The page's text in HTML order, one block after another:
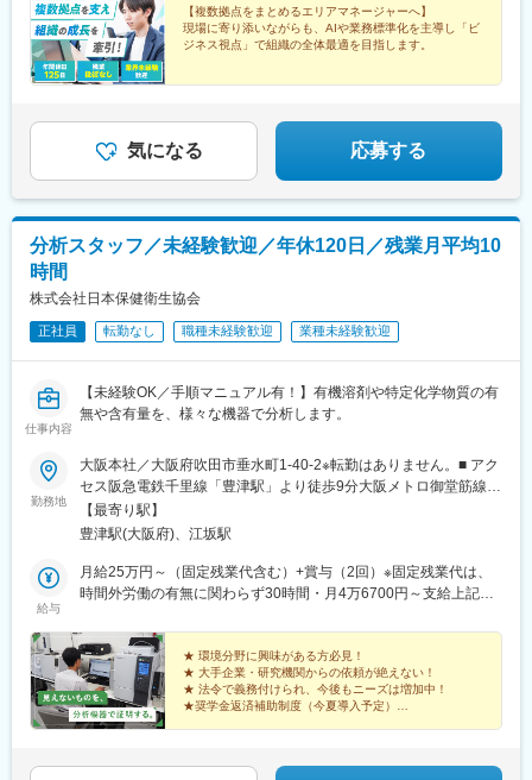
【複数拠点をまとめるエリアマネージャーへ】
現場に寄り添いながらも、AIや業務標準化を主導し「ビ
ジネス視点」で組織の全体最適を目指します。
＃残業ほぼなし
気になる 応募する
分析スタッフ／未経験歓迎／年休120日／残業月平均10
時間
株式会社日本保健衛生協会
正社員 転勤なし 職種未経験歓迎 業種未経験歓迎
仕事内容
【未経験OK／手順マニュアル有！】有機溶剤や特定化学物質の有
無や含有量を、様々な機器で分析します。
勤務地
大阪本社／大阪府吹田市垂水町1-40-2※転勤はありません。■ アク
セス阪急電鉄千里線「豊津駅」より徒歩9分大阪メトロ御堂筋線
「江坂駅」より徒歩12分※受動喫煙対策実施
【最寄り駅】
豊津駅(大阪府)、江坂駅
給与
月給25万円～（固定残業代含む）+賞与（2回）※固定残業代は、
時間外労働の有無に関わらず30時間・月4万6700円～支給上記を
うえ決定します
★ 環境分野に興味がある方必見！
★ 大手企業・研究機関からの依頼が絶えない！
★ 法令で義務付けられ、今後もニーズは増加中！
★奨学金返済補助制度（今夏導入予定）